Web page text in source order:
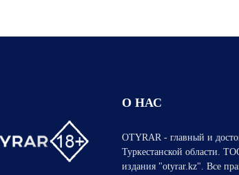
О НАС
OTYRAR - главный и
Туркестанской области.
издания "otyrar.kz". Все